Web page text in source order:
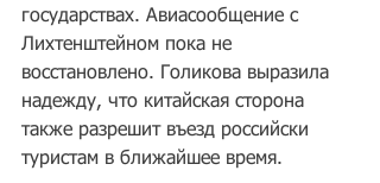
государствах. Авиасообщение с
Лихтенштейном пока не
восстановлено. Голикова выразила
надежду, что китайская сторона
также разрешит въезд российски
туристам в ближайшее время.